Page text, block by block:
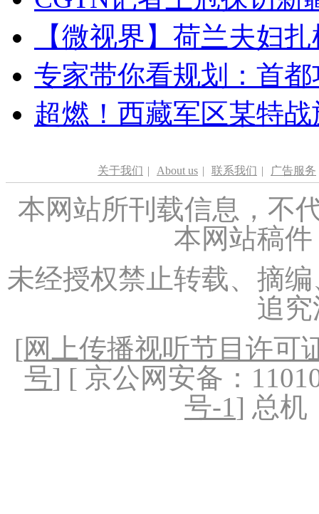
【微视界】荷兰夫妇
专家带你看规划：首
超燃！西藏军区某特
关于我们 | About us | 联系我们 | 广告服务
本网站所刊载信息，不
本网站稿
未经授权禁止转载、摘
追
[网上传播视听节目许可
号] [ 京公网安备：
号-1] 总机